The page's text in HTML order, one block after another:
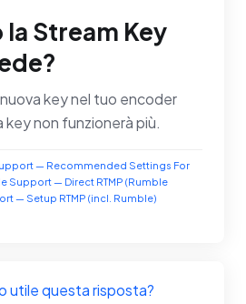
Stream Key
key nel tuo encoder
key non funzionerà più.
— Recommended Settings For
Support — Direct RTMP (Rumble
— Setup RTMP (incl. Rumble)
utile questa risposta?